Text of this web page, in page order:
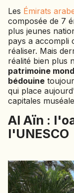
MAROC
MAURITANIE
MEXIQUE
MONGOLIE
MONTÉNÉGRO
NAMIBIE
NÉPAL
NICARAGUA
OMAN
OUGANDA
PAKISTAN
PANAMA
PÉROU
Les Émirats
composée de 7
plus jeunes
pays a accompli
réaliser. Mais
réalité bien plus
patrimoine
bédouine
qui place
capitales
Al Aïn :
l'UNESCO